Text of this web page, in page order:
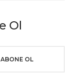
Ol
ABONE OL